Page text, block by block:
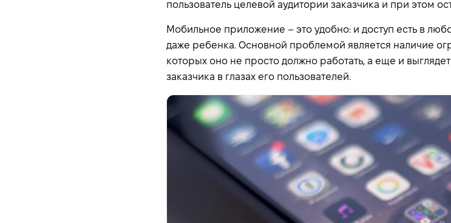
пользователь целевой аудитории заказчика и при этом
Мобильное приложение – это удобно: и доступ есть в
даже ребенка. Основной проблемой является наличие
которых оно не просто должно работать, а еще и
заказчика в глазах его пользователей.